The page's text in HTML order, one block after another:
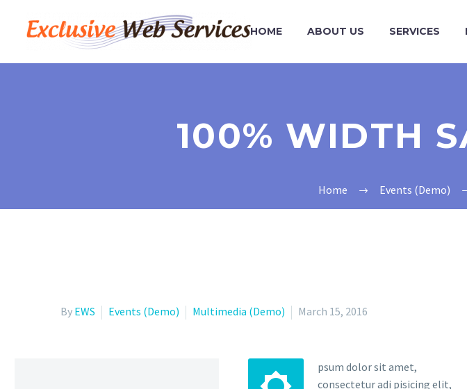
HOME ABOUT US SERVICES
100% WIDTH
Home Events (Demo)
By EWS Events (Demo) Multimedia (Demo) March 15, 2016
psum dolor sit amet,
consectetur adi pisicing elit,